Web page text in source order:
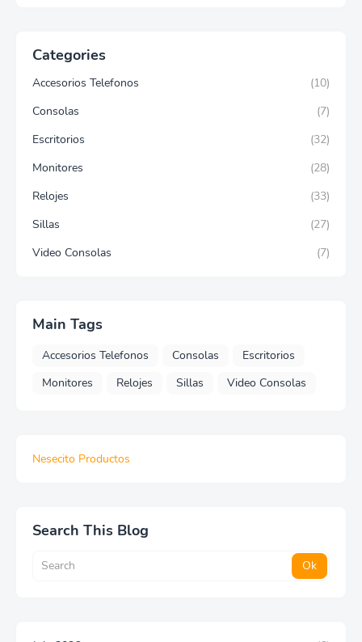
Categories
Accesorios Telefonos
(10)
Consolas
(7)
Escritorios
(32)
Monitores
(28)
Relojes
(33)
Sillas
(27)
Video Consolas
(7)
Main Tags
Accesorios Telefonos Consolas
Escritorios
Monitores
Relojes Sillas Video Consolas
Nesecito Productos
Search This Blog